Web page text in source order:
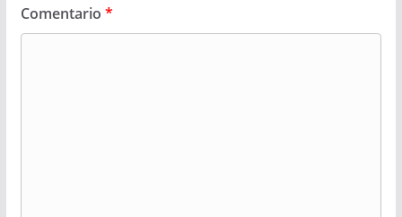
Comentario *